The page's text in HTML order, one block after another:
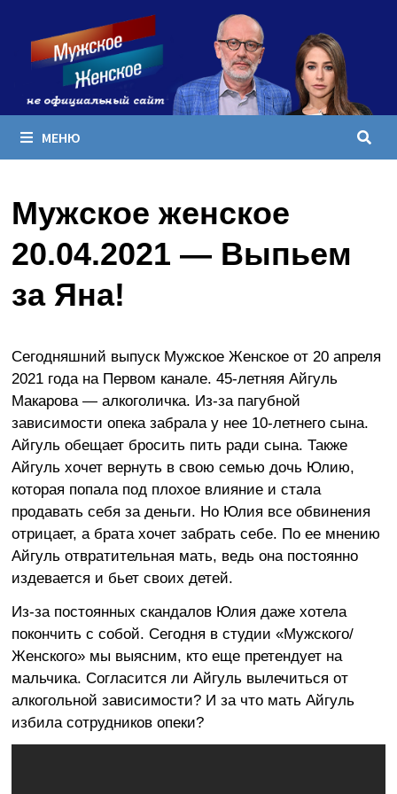
содержимому
МЕНЮ
Мужское женское
20.04.2021 — Выпьем
за Яна!
Сегодняшний выпуск Мужское Женское от 20 апреля
2021 года на Первом канале. 45-летняя Айгуль
Макарова — алкоголичка. Из-за пагубной
зависимости опека забрала у нее 10-летнего сына.
Айгуль обещает бросить пить ради сына. Также
Айгуль хочет вернуть в свою семью дочь Юлию,
которая попала под плохое влияние и стала
продавать себя за деньги. Но Юлия все обвинения
отрицает, а брата хочет забрать себе. По ее мнению
Айгуль отвратительная мать, ведь она постоянно
издевается и бьет своих детей.
Из-за постоянных скандалов Юлия даже хотела
покончить с собой. Сегодня в студии «Мужского/
Женского» мы выясним, кто еще претендует на
мальчика. Согласится ли Айгуль вылечиться от
алкогольной зависимости? И за что мать Айгуль
избила сотрудников опеки?